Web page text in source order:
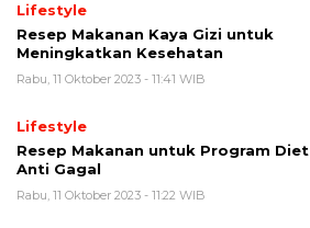
Lifestyle
Resep Makanan Kaya Gizi untuk
Meningkatkan Kesehatan
Rabu, 11 Oktober 2023 - 11:41 WIB
Lifestyle
Resep Makanan untuk Program Diet
Anti Gagal
Rabu, 11 Oktober 2023 - 11:22 WIB